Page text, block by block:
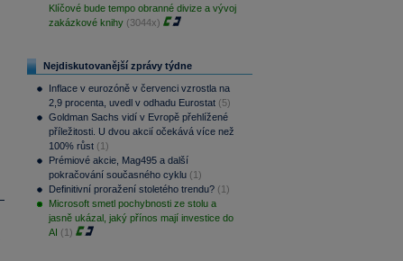
Klíčové bude tempo obranné divize a vývoj
zakázkové knihy (3044x)
Nejdiskutovanější zprávy týdne
Inflace v eurozóně v červenci vzrostla na
2,9 procenta, uvedl v odhadu Eurostat (5)
Goldman Sachs vidí v Evropě přehlížené
příležitosti. U dvou akcií očekává více než
100% růst (1)
Prémiové akcie, Mag495 a další
pokračování současného cyklu (1)
Definitivní proražení stoletého trendu? (1)
Microsoft smetl pochybnosti ze stolu a
jasně ukázal, jaký přínos mají investice do
AI (1)